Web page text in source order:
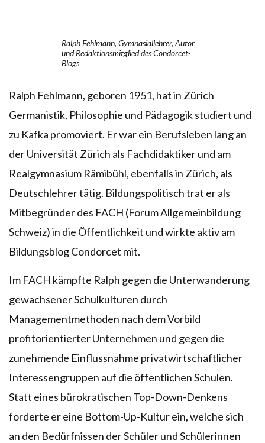
Ralph Fehlmann, Gymnasiallehrer, Autor
und Redaktionsmitglied des Condorcet-
Blogs
Ralph Fehlmann, geboren 1951, hat in Zürich
Germanistik, Philosophie und Pädagogik studiert und
zu Kafka promoviert. Er war ein Berufsleben lang an
der Universität Zürich als Fachdidaktiker und am
Realgymnasium Rämibühl, ebenfalls in Zürich, als
Deutschlehrer tätig. Bildungspolitisch trat er als
Mitbegründer des FACH (Forum Allgemeinbildung
Schweiz) in die Öffentlichkeit und wirkte aktiv am
Bildungsblog Condorcet mit.
Im FACH kämpfte Ralph gegen die Unterwanderung
gewachsener Schulkulturen durch
Managementmethoden nach dem Vorbild
profitorientierter Unternehmen und gegen die
zunehmende Einflussnahme privatwirtschaftlicher
Interessengruppen auf die öffentlichen Schulen.
Statt eines bürokratischen Top-Down-Denkens
forderte er eine Bottom-Up-Kultur ein, welche sich
an den Bedürfnissen der Schüler und Schülerinnen